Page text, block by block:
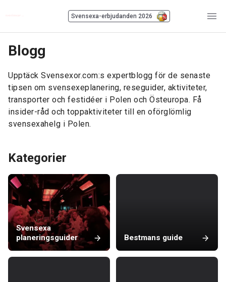
Svensexa-erbjudanden 2026
Blogg
Upptäck Svensexor.com:s expertblogg för de senaste
tipsen om svensexeplanering, reseguider, aktiviteter,
transporter och festidéer i Polen och Östeuropa. Få
insider-råd och toppaktiviteter till en oförglömlig
svensexahelg i Polen.
Kategorier
Svensexa
planeringsguider
Bestmans guide